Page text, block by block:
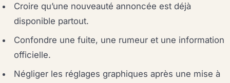
Croire qu’une nouveauté annoncée est déjà
disponible partout.
Confondre une fuite, une rumeur et une information
officielle.
Négliger les réglages graphiques après une mise à